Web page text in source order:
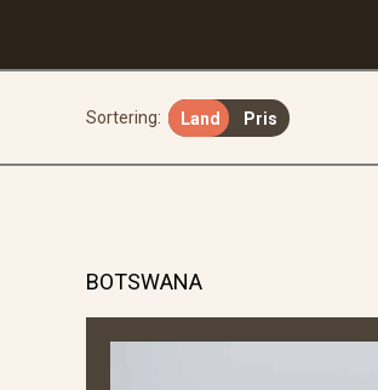
Sortering: Pris
Land
BOTSWANA